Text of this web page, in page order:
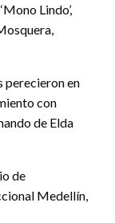
Lindo’,
perecieron en
con
de Elda
de
Medellín,